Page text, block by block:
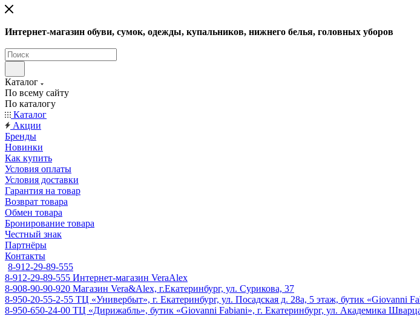
Интернет-магазин обуви, сумок, одежды, купальников, нижнего белья, головных уборов
Каталог
По всему сайту
По каталогу
Каталог
Акции
Бренды
Новинки
Как купить
Условия оплаты
Условия доставки
Гарантия на товар
Возврат товара
Обмен товара
Бронирование товара
Честный знак
Партнёры
Контакты
8-912-29-89-555
8-912-29-89-555 Интернет-магазин VeraAlex
8-908-90-90-920 Магазин Vera&Alex, г.Екатеринбург, ул. Сурикова, 37
8-950-20-55-2-55 ТЦ «Универбыт», г. Екатеринбург, ул. Посадская д. 28а, 5 этаж, бутик «Giovanni
8-950-650-24-00 ТЦ «Дирижабль», бутик «Giovanni Fabiani», г. Екатеринбург, ул. Академика